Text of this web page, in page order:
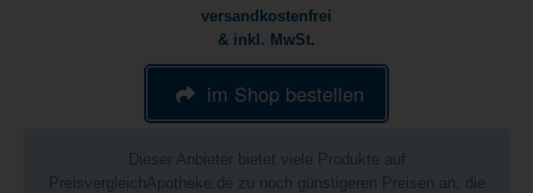
versandkostenfrei
& inkl. MwSt.
im Shop bestellen
Dieser Anbieter bietet viele Produkte auf
PreisvergleichApotheke.de zu noch günstigeren Preisen an, die